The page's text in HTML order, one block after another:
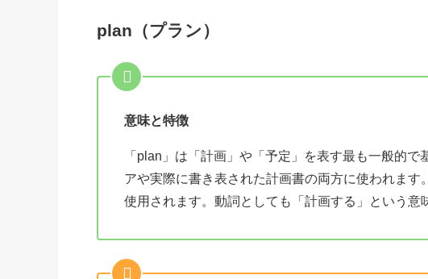
plan（プラン）
意味と特徴
「plan」は「計画」や「予定」を表す最も一般的
アや実際に書き表された計画書の両方に使われま
使用されます。動詞としても「計画する」という意